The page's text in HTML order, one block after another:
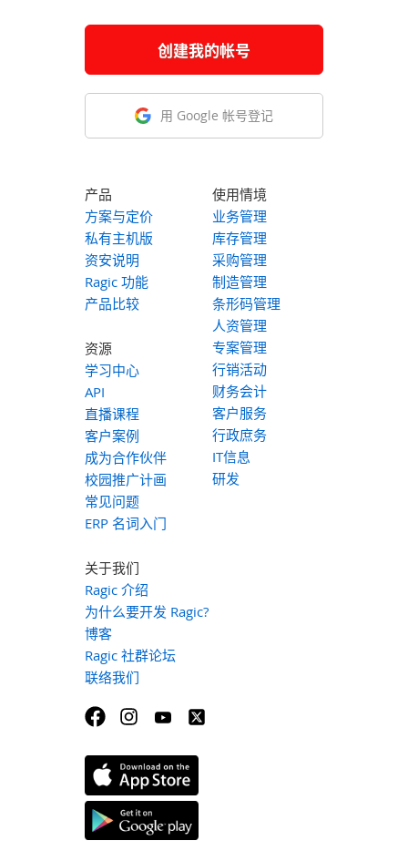
创建我的帐号
用 Google 帐号登记
产品
方案与定价
私有主机版
资安说明
Ragic 功能
产品比较
资源
学习中心
API
直播课程
客户案例
成为合作伙伴
校园推广计画
常见问题
ERP 名词入门
使用情境
业务管理
库存管理
采购管理
制造管理
条形码管理
人资管理
专案管理
行销活动
财务会计
客户服务
行政庶务
IT信息
研发
关于我们
Ragic 介绍
为什么要开发 Ragic?
博客
Ragic 社群论坛
联络我们